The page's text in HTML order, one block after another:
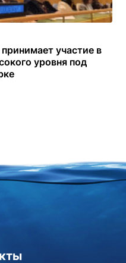
участие в
уровня под